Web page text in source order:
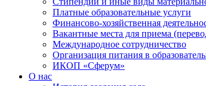
Платные образовательные услуги
Финансово-хозяйственная
Вакантные места для приема
Международное сотрудничество
Организация питания в
ИКОП «Сферум»
О нас